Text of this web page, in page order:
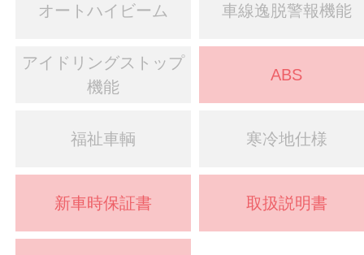
オートハイビーム 車線逸脱警報機能
アイドリングストップ
機能
ABS
福祉車輌 寒冷地仕様
新車時保証書 取扱説明書